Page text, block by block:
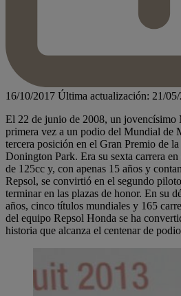
16/10/2017 Última actualización: 21/
El 22 de junio de 2008, un jovencísimo
primera vez a un podio del Mundial de
tercera posición en el Gran Premio de
Donington Park. Era su sexta carrera
de 125cc y, con apenas 15 años y
Repsol, se convirtió en el segundo
terminar en las plazas de honor. En su
años, cinco títulos mundiales y 165
del equipo Repsol Honda se ha
historia que alcanza el centenar de